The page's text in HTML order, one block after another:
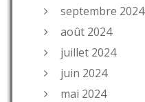
septembre 2024
août 2024
juillet 2024
juin 2024
mai 2024